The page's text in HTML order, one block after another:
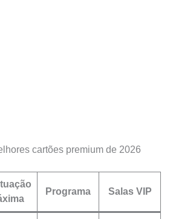
cartões premium de 2026
Programa Salas VIP